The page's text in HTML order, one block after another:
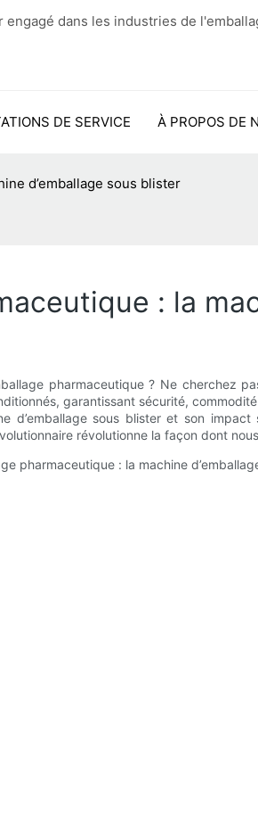
dans les industries de
DE SERVICE À PROPOS DE
d’emballage sous blister
: la
pharmaceutique ? Ne cherchez
garantissant sécurité,
d’emballage sous blister et son
révolutionne la façon dont